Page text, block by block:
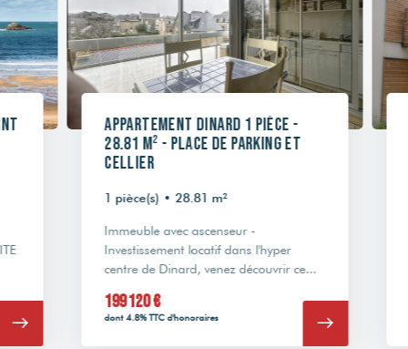
Appartement Dinard 1 pièce -
28.81 m² - Place de parking et
Cellier
1 pièce(s) • 28.81 m²
Immeuble avec ascenseur -
Investissement locatif dans l'hyper
centre de Dinard, venez découvrir ce...
199 120 €
dont 4.8% TTC d'honoraires